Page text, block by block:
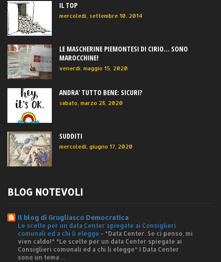
IL TOP
mercoledì, settembre 10, 2014
LE MASCHERINE PIEMONTESI DI CIRIO... SONO
MAROCCHINE!
venerdì, maggio 15, 2020
ANDRA' TUTTO BENE: SICURI?
sabato, marzo 28, 2020
SUDDITI
mercoledì, giugno 17, 2020
BLOG NOTEVOLI
Il blog di Grugliasco Democratica
Le scelte per un data Center spiegate ai Consiglieri
comunali ed a chi li elegge - *Data Center. Se ci penso, mi
vien caldo!* *Le scelte per un data Center spiegate ai
Consiglieri comunali ed a chi li elegge* I Data Center
sono un tema ...